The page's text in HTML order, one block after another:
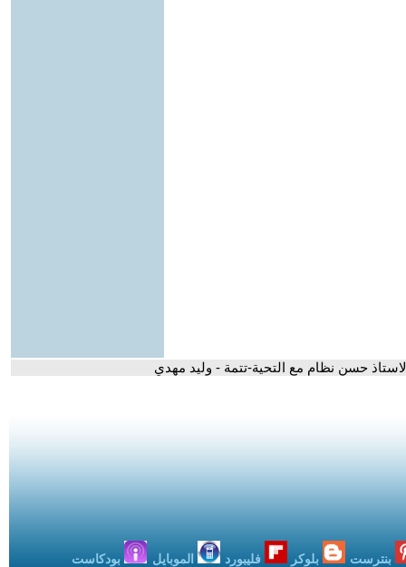
حسن نظام مع التحية-تتمة - وليد مهدي
بنترست بلوكر فليبورد الموبايل بودكاست